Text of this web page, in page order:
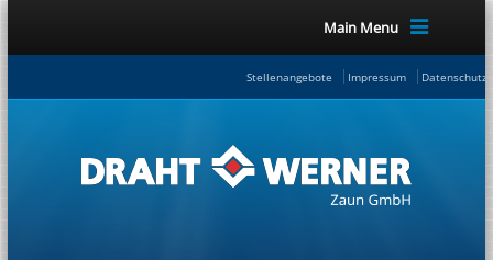
Main Menu
Stellenangebote Impressum